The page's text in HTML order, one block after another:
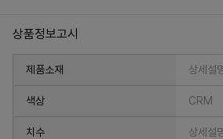
상품정보고시
제품소재 상세설
색상 CRM
치수 상세설